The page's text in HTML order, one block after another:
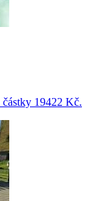
19422 Kč.